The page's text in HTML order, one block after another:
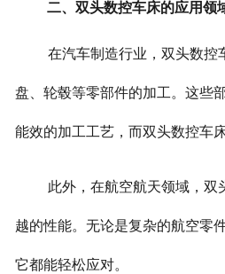
二、双头数控车床的应用领
在汽车制造行业，双头数控
盘、轮毂等零部件的加工。这些
能效的加工工艺，而双头数控车
此外，在航空航天领域，双
越的性能。无论是复杂的航空零
它都能轻松应对。